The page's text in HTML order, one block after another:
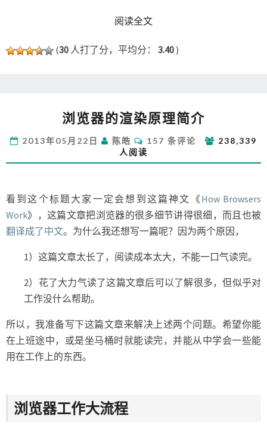
阅读全文READ MORE
(30 人打了分，平均分： 3.40 )
览
的
渲
理
简
介
浏览器的渲染原理简介
2013年05月22日 陈皓
评
论
157 条评论
238,339
人阅读
看到这个标题大家一定会想到这篇神文《How Browsers
Work》，这篇文章把浏览器的很多细节讲得很细，而且也被
翻译成了中文。为什么我还想写一篇呢？因为两个原因，
1）这篇文章太长了，阅读成本太大，不能一口气读完。
2）花了大力气读了这篇文章后可以了解很多，但似乎对
工作没什么帮助。
所以，我准备写下这篇文章来解决上述两个问题。希望你能
在上班途中，或是坐马桶时就能读完，并能从中学会一些能
用在工作上的东西。
浏览器工作大流程